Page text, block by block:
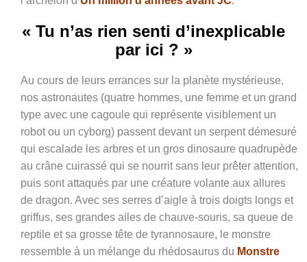
« Tu n’as rien senti d’inexplicable
par ici ? »
Au cours de leurs errances sur la planète mystérieuse,
nos astronautes (quatre hommes, une femme et un grand
type avec une cagoule qui représente visiblement un
robot ou un cyborg) passent devant un serpent démesuré
qui escalade les arbres et un gros dinosaure quadrupède
au crâne cuirassé qui se nourrit sans leur prêter attention,
puis sont attaqués par une créature volante aux allures
de dragon. Avec ses serres d’aigle à trois doigts longs et
griffus, ses grandes ailes de chauve-souris, sa queue de
reptile et sa grosse tête de tyrannosaure, le monstre
ressemble à un mélange du rhédosaurus du Monstre